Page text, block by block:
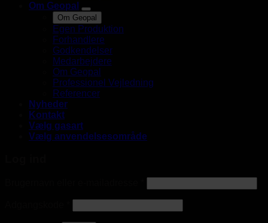
Om Geopal
Om Geopal
Egen Produktion
Forhandlere
Godkendelser
Medarbejdere
Om Geopal
Professionel Vejledning
Referencer
Nyheder
Kontakt
Vælg gasart
Vælg anvendelsesområde